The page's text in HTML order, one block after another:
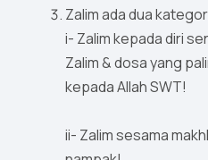
Zalim ada dua
i- Zalim kepada diri
Zalim & dosa yang
kepada Allah SWT!
ii- Zalim sesama